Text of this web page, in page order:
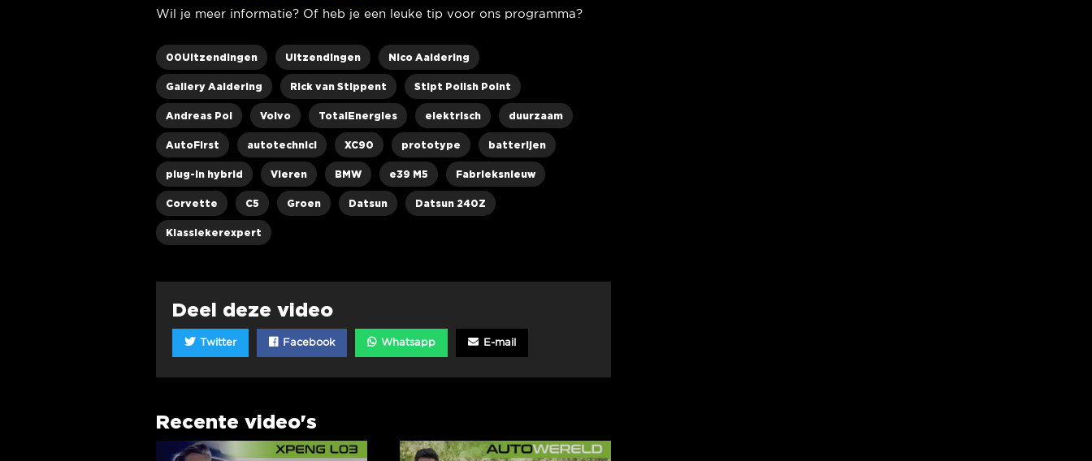
Wil je meer informatie? Of heb je een leuke tip voor ons programma?
00Uitzendingen Uitzendingen Nico Aaldering
Gallery Aaldering Rick van Stippent Stipt Polish Point
Andreas Pol Volvo TotalEnergies elektrisch duurzaam
AutoFirst autotechnici XC90 prototype batterijen
plug-in hybrid Vieren BMW e39 M5 Fabrieksnieuw
Corvette C5 Groen Datsun Datsun 240Z
Klassiekerexpert
Deel deze video
Twitter Facebook Whatsapp E-mail
Recente video's